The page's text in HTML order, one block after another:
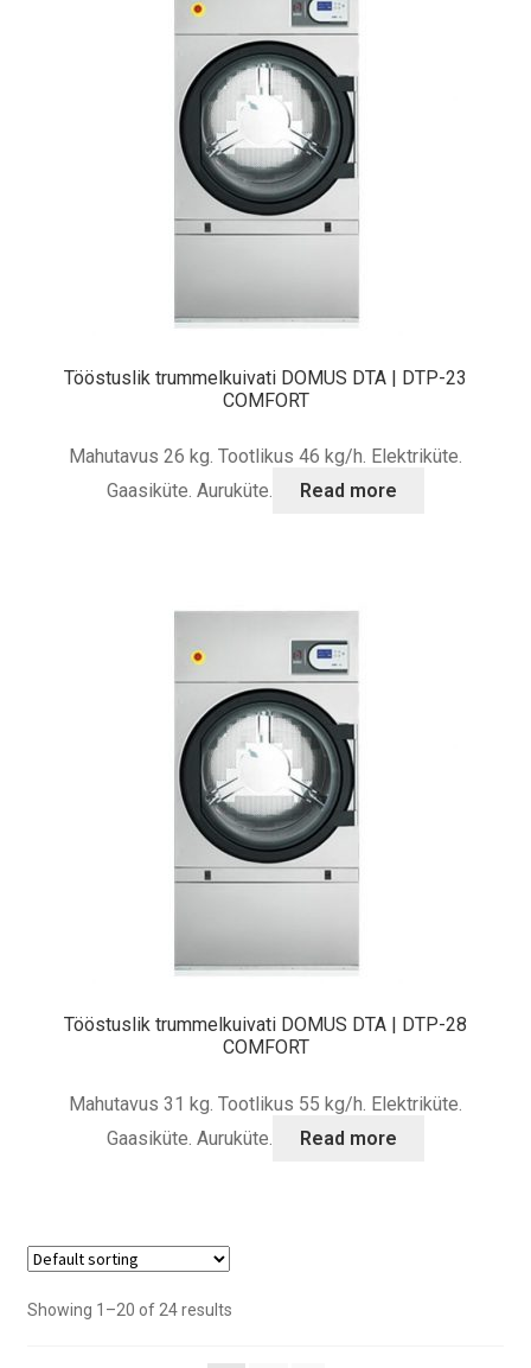
Tööstuslik trummelkuivati DOMUS DTA | DTP-23
COMFORT
Mahutavus 26 kg. Tootlikus 46 kg/h. Elektriküte.
Gaasiküte. Auruküte.
Read more
Tööstuslik trummelkuivati DOMUS DTA | DTP-28
COMFORT
Mahutavus 31 kg. Tootlikus 55 kg/h. Elektriküte.
Gaasiküte. Auruküte.
Read more
Showing 1–20 of 24 results